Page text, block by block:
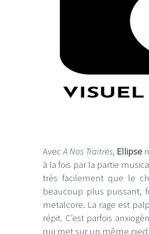
AvecA Nos Traitres, Ellipse
à la fois par la partie
très facilement que le
beaucoup plus
metalcore. La rage est
répit. C’est parfois
qui met sur un même